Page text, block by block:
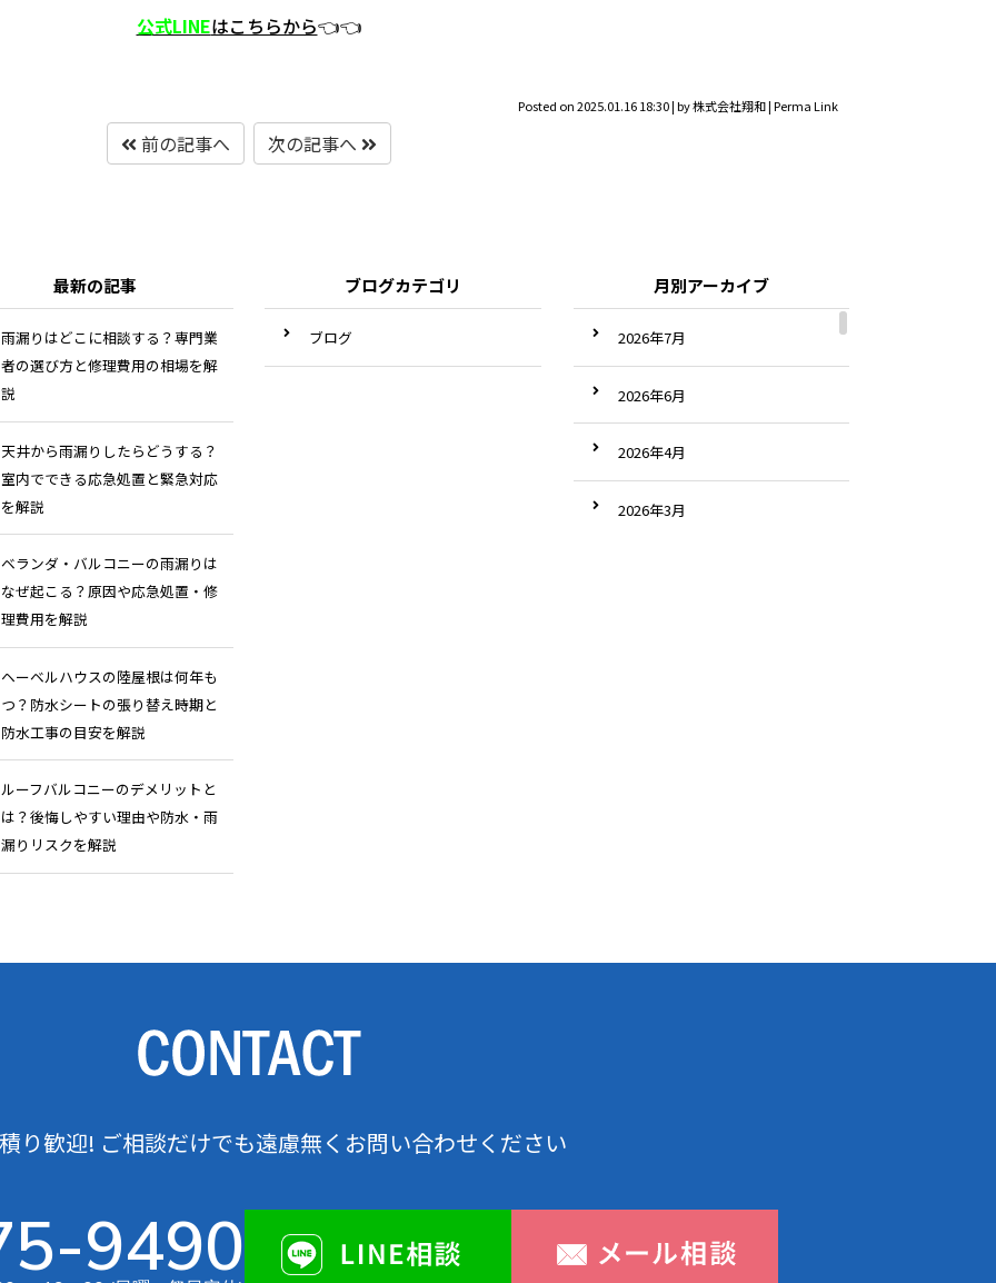
公式LINEはこちらから👈👈
Posted on2025.01.16 18:30|by株式会社翔和|Perma Link
前の記事へ 次の記事へ
最新の記事
雨漏りはどこに相談する？専門業
者の選び方と修理費用の相場を解
説
天井から雨漏りしたらどうする？
室内でできる応急処置と緊急対応
を解説
ベランダ・バルコニーの雨漏りは
なぜ起こる？原因や応急処置・修
理費用を解説
ヘーベルハウスの陸屋根は何年も
つ？防水シートの張り替え時期と
防水工事の目安を解説
ルーフバルコニーのデメリットと
は？後悔しやすい理由や防水・雨
漏りリスクを解説
ブログカテゴリ
ブログ
月別アーカイブ
2026年7月
2026年6月
2026年4月
2026年3月
2025年7月
2024年12月
り歓迎! ご相談だけでも遠慮無くお問い合わせください
9490